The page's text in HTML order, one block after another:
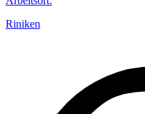
Riniken